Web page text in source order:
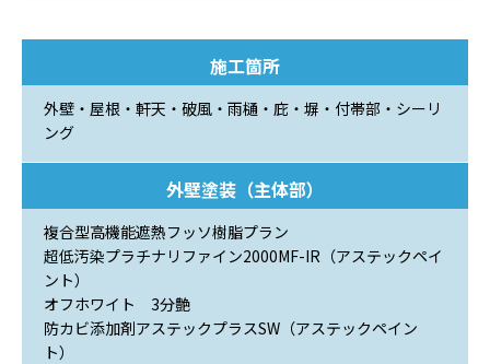
施工箇所
外壁・屋根・軒天・破風・雨樋・庇・塀・付帯部・シーリ
ング
外壁塗装（主体部）
複合型高機能遮熱フッソ樹脂プラン
超低汚染プラチナリファイン2000MF-IR（アステックペイ
ント）
オフホワイト 3分艶
防カビ添加剤アステックプラスSW（アステックペイン
ト）